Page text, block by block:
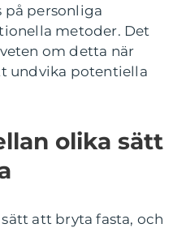
på personliga
metoder. Det
om detta när
undvika potentiella
olika sätt
att bryta fasta, och